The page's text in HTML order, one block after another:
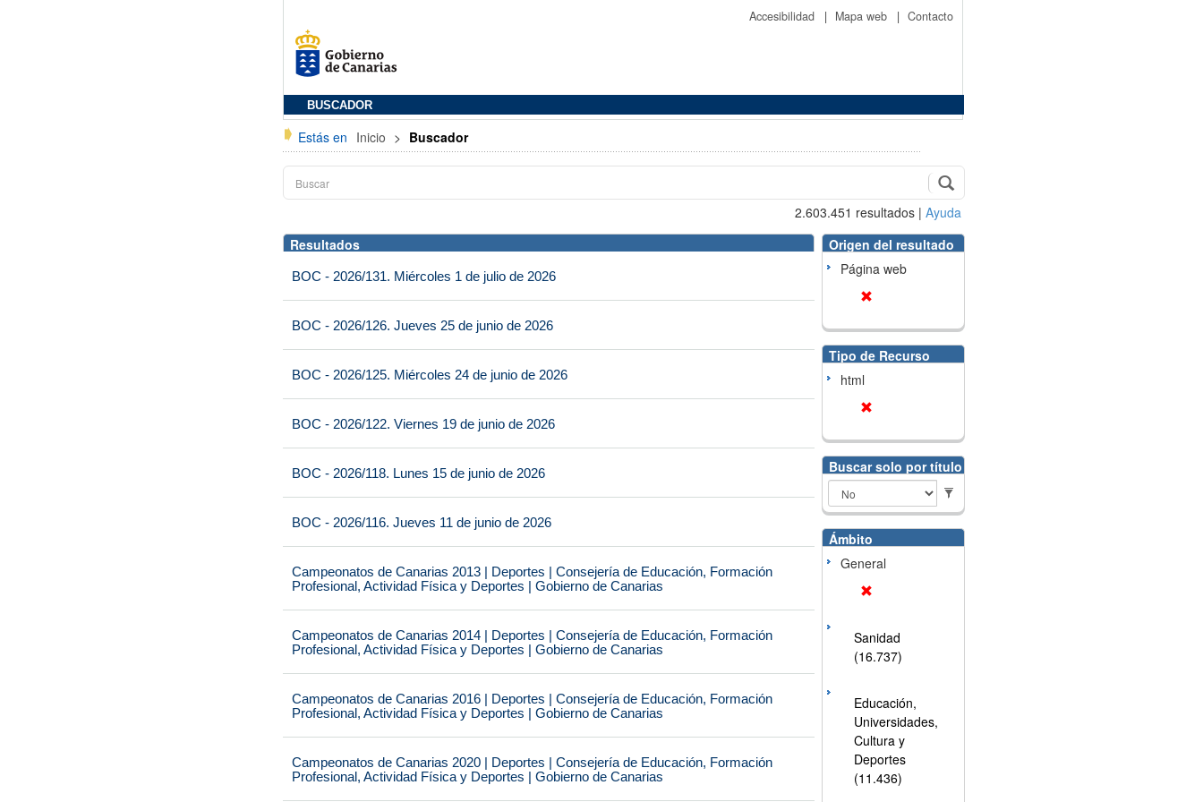
Accesibilidad | Mapa web | Contacto
BUSCADOR
Estás en Inicio > Buscador
2.603.451 resultados | Ayuda
Resultados
BOC - 2026/131. Miércoles 1 de julio de 2026
BOC - 2026/126. Jueves 25 de junio de 2026
BOC - 2026/125. Miércoles 24 de junio de 2026
BOC - 2026/122. Viernes 19 de junio de 2026
BOC - 2026/118. Lunes 15 de junio de 2026
BOC - 2026/116. Jueves 11 de junio de 2026
Campeonatos de Canarias 2013 | Deportes | Consejería de Educación, Formación
Profesional, Actividad Física y Deportes | Gobierno de Canarias
Campeonatos de Canarias 2014 | Deportes | Consejería de Educación, Formación
Profesional, Actividad Física y Deportes | Gobierno de Canarias
Campeonatos de Canarias 2016 | Deportes | Consejería de Educación, Formación
Profesional, Actividad Física y Deportes | Gobierno de Canarias
Campeonatos de Canarias 2020 | Deportes | Consejería de Educación, Formación
Profesional, Actividad Física y Deportes | Gobierno de Canarias
Origen del resultado
Página web
Tipo de Recurso
html
Buscar solo por título
Ámbito
General
Sanidad
(16.737)
Educación,
Universidades,
Cultura y
Deportes
(11.436)